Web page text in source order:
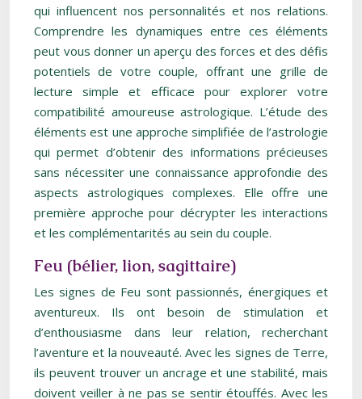
qui influencent nos personnalités et nos relations.
Comprendre les dynamiques entre ces éléments
peut vous donner un aperçu des forces et des défis
potentiels de votre couple, offrant une grille de
lecture simple et efficace pour explorer votre
compatibilité amoureuse astrologique. L’étude des
éléments est une approche simplifiée de l’astrologie
qui permet d’obtenir des informations précieuses
sans nécessiter une connaissance approfondie des
aspects astrologiques complexes. Elle offre une
première approche pour décrypter les interactions
et les complémentarités au sein du couple.
Feu (bélier, lion, sagittaire)
Les signes de Feu sont passionnés, énergiques et
aventureux. Ils ont besoin de stimulation et
d’enthousiasme dans leur relation, recherchant
l’aventure et la nouveauté. Avec les signes de Terre,
ils peuvent trouver un ancrage et une stabilité, mais
doivent veiller à ne pas se sentir étouffés. Avec les